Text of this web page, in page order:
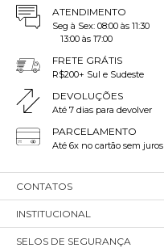
ATENDIMENTO
Seg à Sex: 08:00 às 11:30
13:00 às 17:00
FRETE GRÁTIS
R$200+ Sul e Sudeste
DEVOLUÇÕES
Até 7 dias para devolver
PARCELAMENTO
Até 6x no cartão sem juros
CONTATOS
INSTITUCIONAL
SELOS DE SEGURANÇA